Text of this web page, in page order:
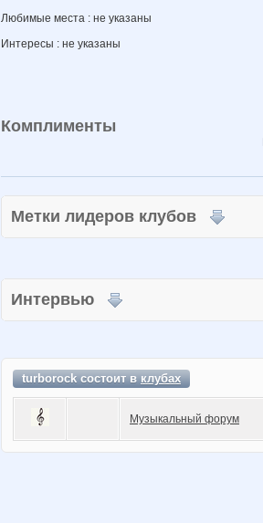
Любимые места : не указаны
Интересы : не указаны
Комплименты
Метки лидеров клубов
Интервью
turborock состоит вклубах
Музыкальный форум